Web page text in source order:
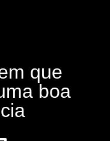
que
boa